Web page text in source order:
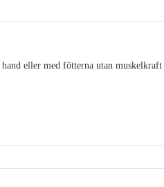
eller med fötterna utan